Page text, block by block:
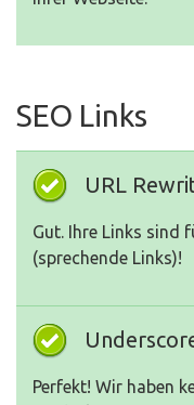
SEO Links
URL
Gut. Ihre Links sind
(sprechende Links)!
Perfekt! Wir haben